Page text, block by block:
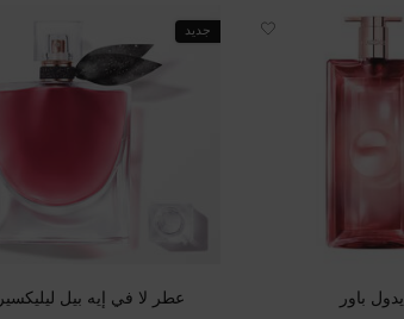
إيدول باور
جديد
عطر لا في إيه بيل ليليكسير